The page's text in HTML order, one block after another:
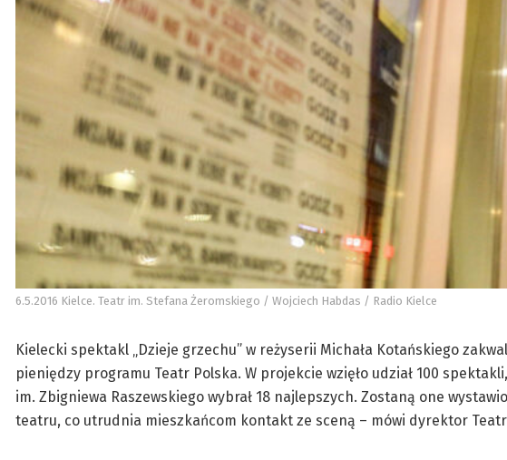
6.5.2016 Kielce. Teatr im. Stefana Żeromskiego / Wojciech Habdas / Radio Kielce
Kielecki spektakl „Dzieje grzechu” w reżyserii Michała Kotańskiego
pieniędzy programu Teatr Polska. W projekcie wzięło udział 100
im. Zbigniewa Raszewskiego wybrał 18 najlepszych. Zostaną one
teatru, co utrudnia mieszkańcom kontakt ze sceną – mówi dyrektor